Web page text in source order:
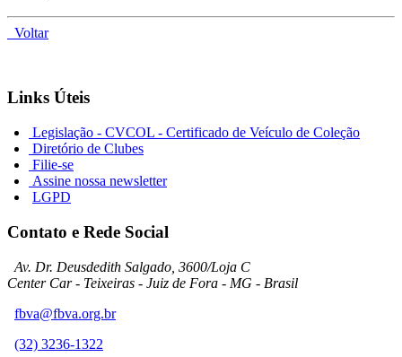
Voltar
Links Úteis
Legislação - CVCOL - Certificado de Veículo de Coleção
Diretório de Clubes
Filie-se
Assine nossa newsletter
LGPD
Contato e Rede Social
Av. Dr. Deusdedith Salgado, 3600/Loja C
Center Car - Teixeiras - Juiz de Fora - MG - Brasil
fbva@fbva.org.br
(32) 3236-1322